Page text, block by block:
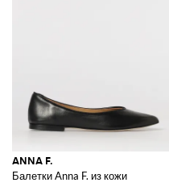
ANNA F.
Балетки Anna F. из кожи